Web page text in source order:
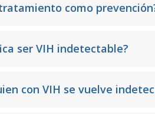
como
ser VIH indetectable?
con VIH se vuelve